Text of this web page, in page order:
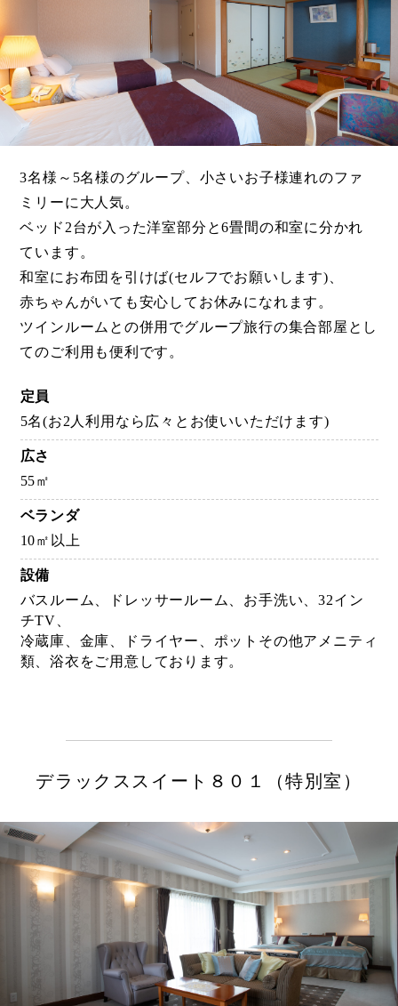
ホーム
温泉について
料理について
交通アクセス
よくあるご質問
3名様～5名様のグループ、小さいお子様連れのファ
ミリーに大人気。
ベッド2台が入った洋室部分と6畳間の和室に分かれ
ています。
和室にお布団を引けば(セルフでお願いします)、
赤ちゃんがいても安心してお休みになれます。
ツインルームとの併用でグループ旅行の集合部屋とし
てのご利用も便利です。
定員
5名(お2人利用なら広々とお使いいただけます)
広さ
55㎡
ベランダ
10㎡以上
設備
バスルーム、ドレッサールーム、お手洗い、32イン
チTV、
冷蔵庫、金庫、ドライヤー、ポットその他アメニティ
類、浴衣をご用意しております。
デラックススイート８０１（特別室）